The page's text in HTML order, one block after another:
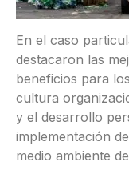
En el caso
destacaron las
beneficios para
cultura
y el desarrollo
implementación
medio ambiente